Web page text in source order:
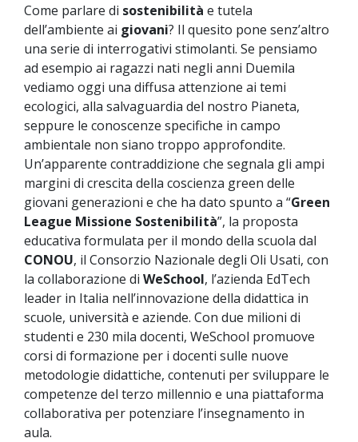
Come parlare di sostenibilità e tutela
dell’ambiente ai giovani? Il quesito pone senz’altro
una serie di interrogativi stimolanti. Se pensiamo
ad esempio ai ragazzi nati negli anni Duemila
vediamo oggi una diffusa attenzione ai temi
ecologici, alla salvaguardia del nostro Pianeta,
seppure le conoscenze specifiche in campo
ambientale non siano troppo approfondite.
Un’apparente contraddizione che segnala gli ampi
margini di crescita della coscienza green delle
giovani generazioni e che ha dato spunto a “Green
League Missione Sostenibilità”, la proposta
educativa formulata per il mondo della scuola dal
CONOU, il Consorzio Nazionale degli Oli Usati, con
la collaborazione di WeSchool, l’azienda EdTech
leader in Italia nell’innovazione della didattica in
scuole, università e aziende. Con due milioni di
studenti e 230 mila docenti, WeSchool promuove
corsi di formazione per i docenti sulle nuove
metodologie didattiche, contenuti per sviluppare le
competenze del terzo millennio e una piattaforma
collaborativa per potenziare l’insegnamento in
aula.